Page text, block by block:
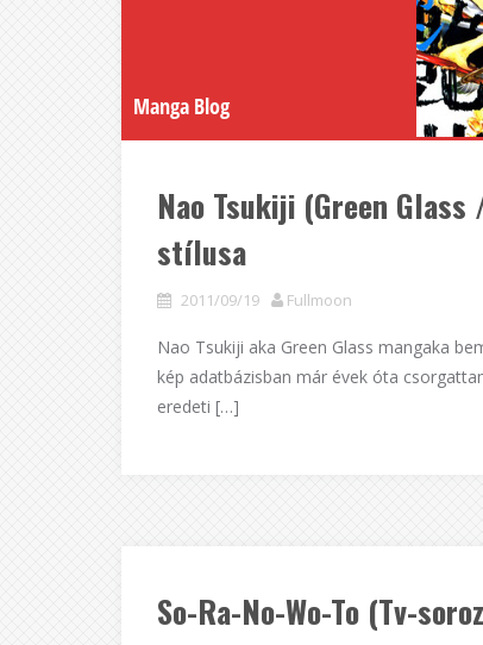
Manga Blog
Nao Tsukiji (Green
stílusa
2011/09/19 Fullmoon
Nao Tsukiji aka Green Glass mangaka
kép adatbázisban már évek óta
eredeti […]
So-Ra-No-Wo-To (Tv-